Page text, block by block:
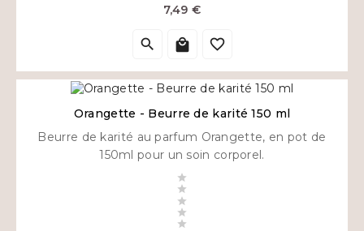
7,49 €Prix
  
Orangette - Beurre de karité 150 ml
Beurre de karité au parfum Orangette, en pot de
150ml pour un soin corporel.




